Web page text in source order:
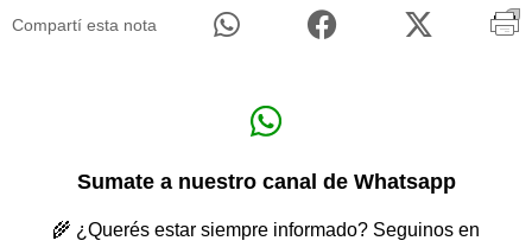
Compartí esta nota
Sumate a nuestro canal de Whatsapp
🌾 ¿Querés estar siempre informado? Seguinos en